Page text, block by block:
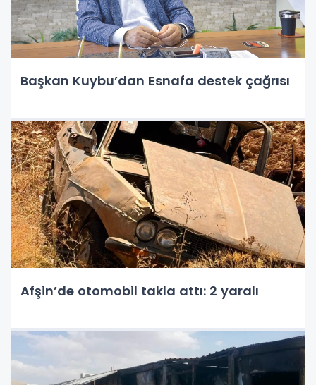
Başkan Kuybu’dan Esnafa destek çağrısı
Afşin’de otomobil takla attı: 2 yaralı